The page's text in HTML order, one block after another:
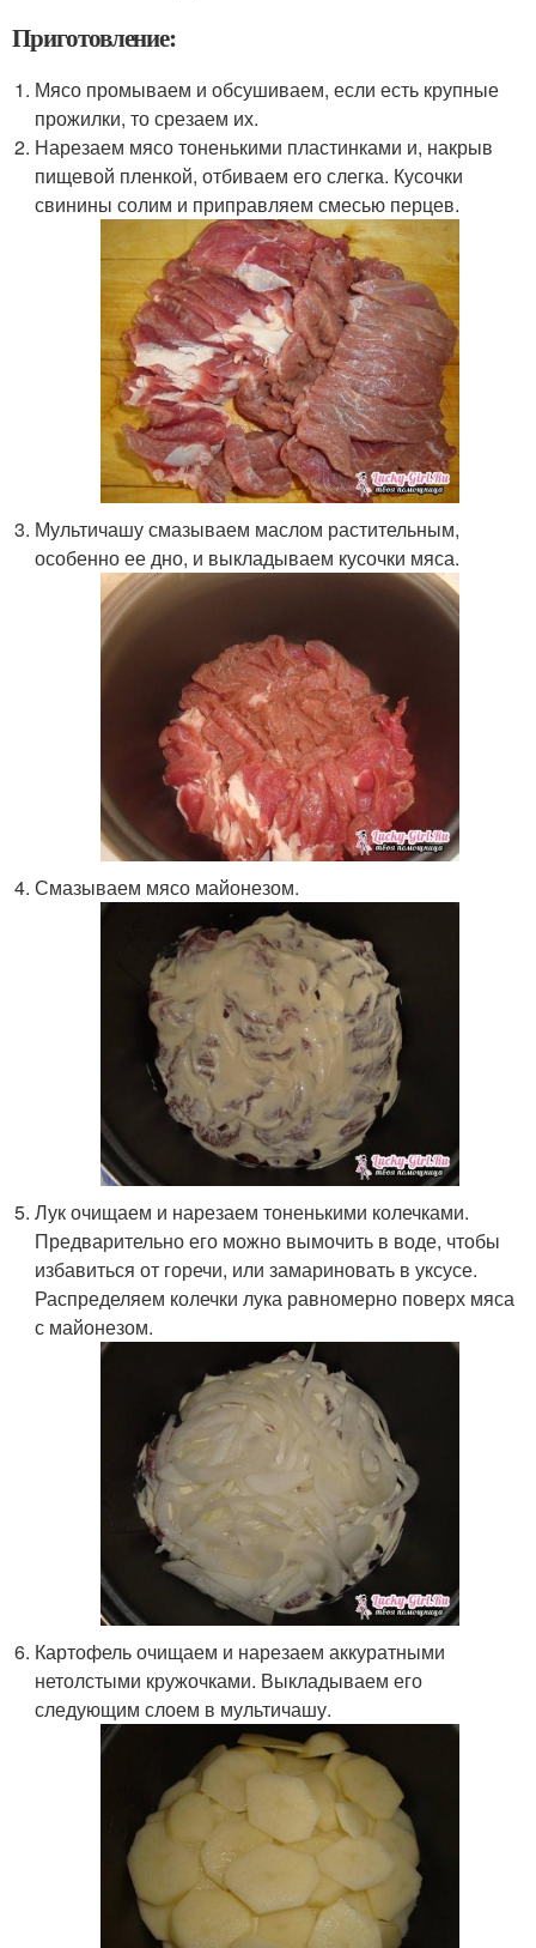
Приготовление:
Мясо промываем и обсушиваем, если есть крупные
прожилки, то срезаем их.
Нарезаем мясо тоненькими пластинками и, накрыв
пищевой пленкой, отбиваем его слегка. Кусочки
свинины солим и приправляем смесью перцев.
Мультичашу смазываем маслом растительным,
особенно ее дно, и выкладываем кусочки мяса.
Смазываем мясо майонезом.
Лук очищаем и нарезаем тоненькими колечками.
Предварительно его можно вымочить в воде, чтобы
избавиться от горечи, или замариновать в уксусе.
Распределяем колечки лука равномерно поверх мяса
с майонезом.
Картофель очищаем и нарезаем аккуратными
нетолстыми кружочками. Выкладываем его
следующим слоем в мультичашу.